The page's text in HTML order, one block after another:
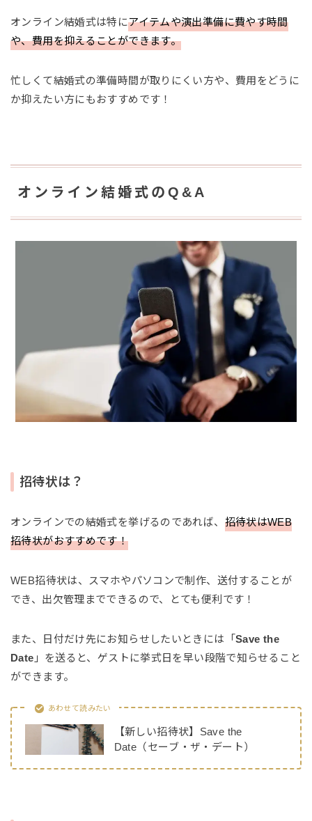
オンライン結婚式は特にアイテムや演出準備に費やす時間
や、費用を抑えることができます。
忙しくて結婚式の準備時間が取りにくい方や、費用をどうに
か抑えたい方にもおすすめです！
オンライン結婚式のQ&A
招待状は？
オンラインでの結婚式を挙げるのであれば、 招待状はWEB
招待状がおすすめです！
WEB招待状は、スマホやパソコンで制作、送付することが
でき、出欠管理までできるので、とても便利です！
また、日付だけ先にお知らせしたいときには「 Save the
Date 」を送ると、ゲストに挙式日を早い段階で知らせること
ができます。
あわせて読みたい
【新しい招待状】Save the
Date（セーブ・ザ・デート）